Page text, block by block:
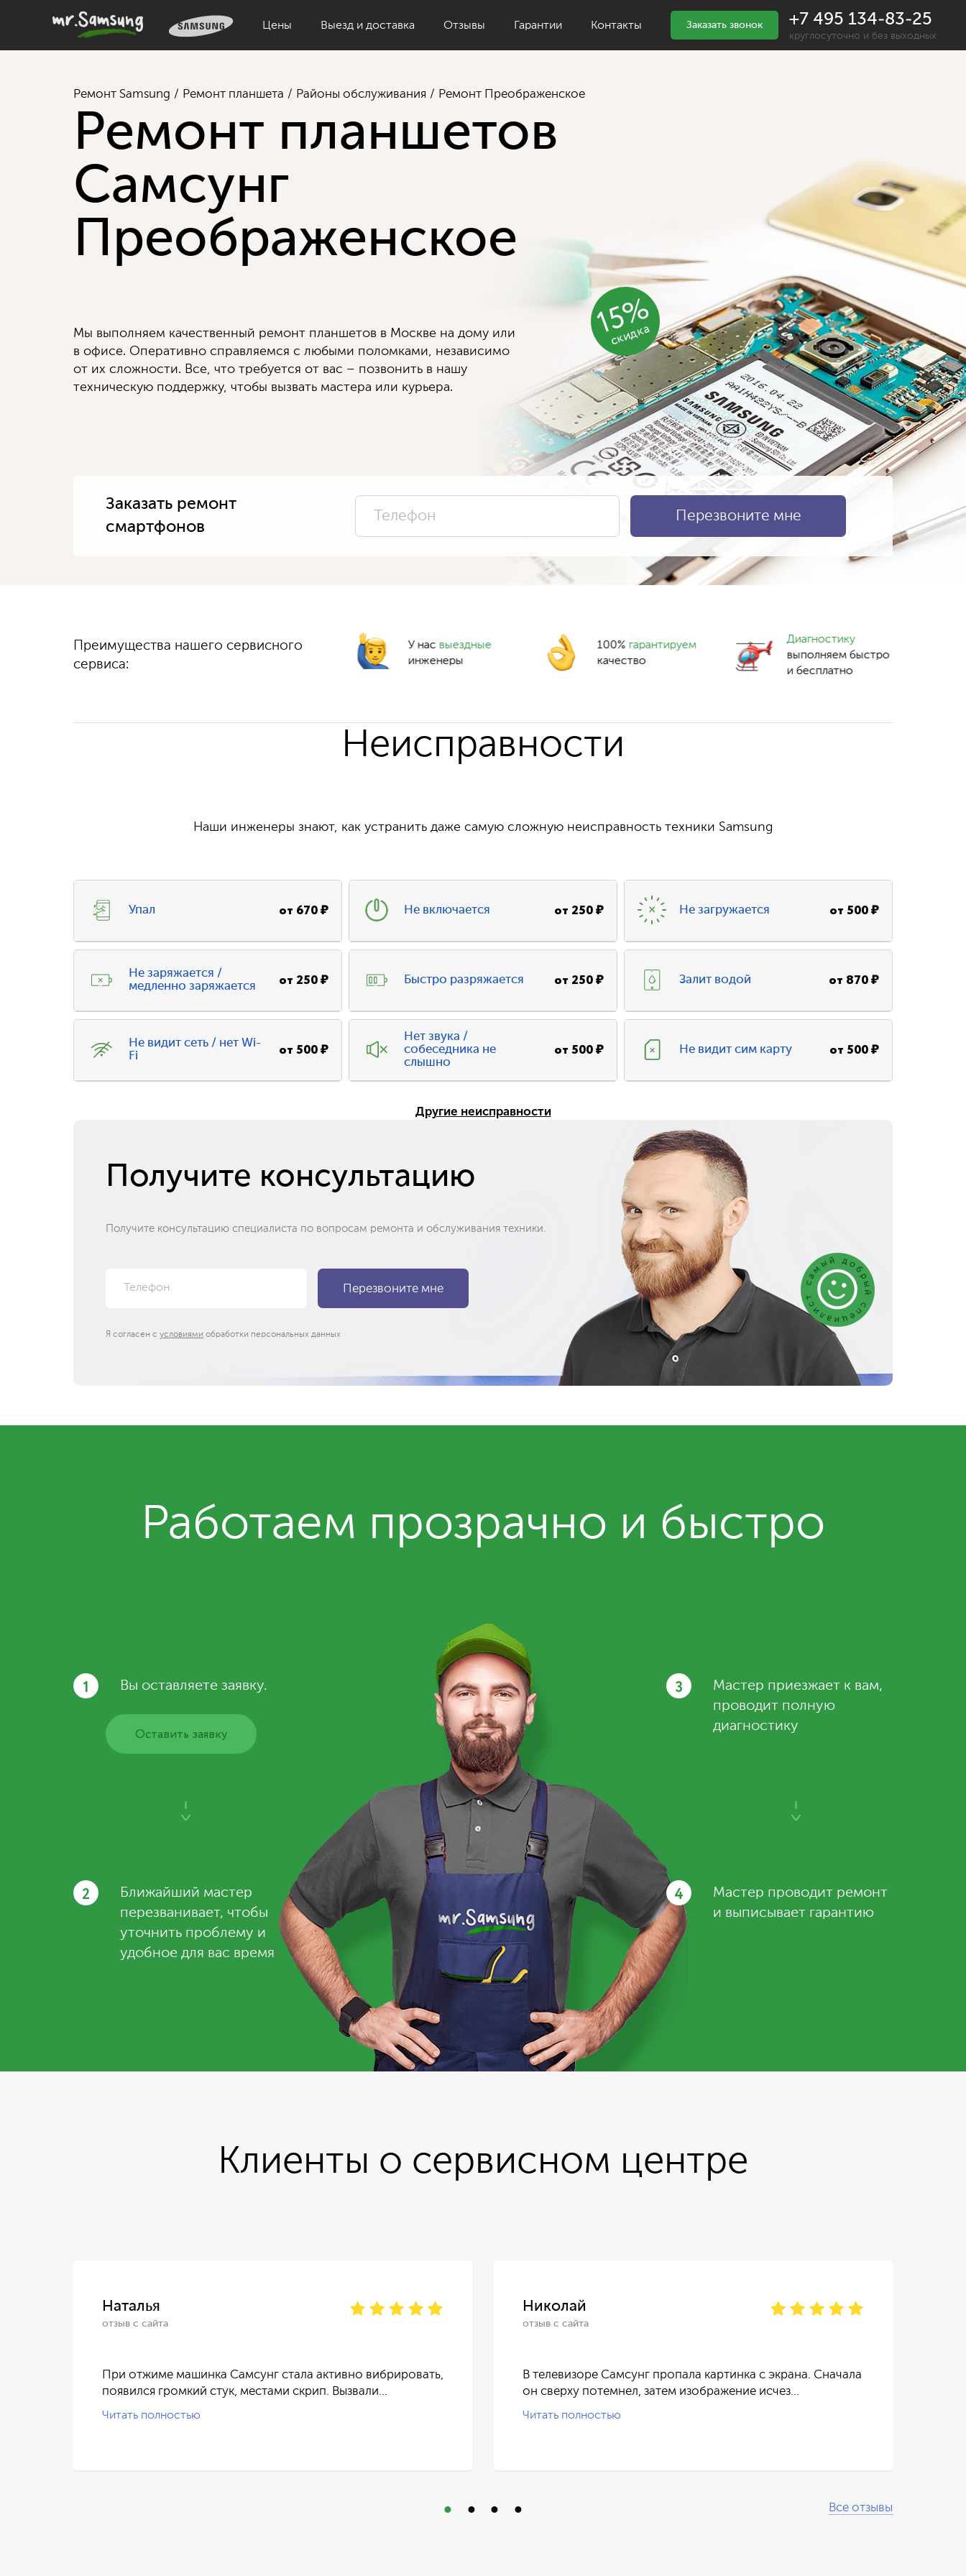
Цены Выезд и доставка Отзывы Гарантии Контакты Заказать звонок +7 495 134-83-25
круглосуточно и без выходных
15%
скидка
Ремонт Samsung Ремонт планшета Районы обслуживания Ремонт Преображенское
Ремонт планшетов
Самсунг
Преображенское
Мы выполняем качественный ремонт планшетов в Москве на дому или
в офисе. Оперативно справляемся с любыми поломками, независимо
от их сложности. Все, что требуется от вас – позвонить в нашу
техническую поддержку, чтобы вызвать мастера или курьера.
Заказать ремонт
смартфонов
Преимущества нашего сервисного
сервиса:
гарантируем
качество
выполняем быстро
У нас выездные
инженеры
100%гарантируем
качество
Диагностику
выполняем быстро
и бесплатно
Неисправности
Наши инженеры знают, как устранить даже самую сложную неисправность техники Samsung
Упал от 670₽ Не включается от 250₽ Не загружается от500₽
Не заряжается /
медленно заряжается
от 250₽ Быстро разряжается от 250₽ Залит водой от 870₽
Не видит сеть / нет Wi-
Fi
от500₽
Нет звука /
собеседника не
слышно
от500₽ Не видит сим карту от500₽
Другие неисправности
Получите консультацию
Получите консультацию специалиста по вопросам ремонта и обслуживания техники.
Я согласен с условиями обработки персональных данных
Работаем прозрачно и быстро
1 Вы оставляете заявку.
Оставить заявку
3
Мастер приезжает к вам,
проводит полную
диагностику
2
Ближайший мастер
перезванивает, чтобы
уточнить проблему и
удобное для вас время
4
Мастер проводит ремонт
и выписывает гарантию
Клиенты о сервисном центре
Наталья
отзыв с сайта
При отжиме машинка Самсунг стала активно вибрировать,
появился громкий стук, местами скрип. Вызвали…
Читать полностью
Николай
отзыв с сайта
В телевизоре Самсунг пропала картинка с экрана. Сначала
он сверху потемнел, затем изображение исчез…
Читать полностью
Все отзывы